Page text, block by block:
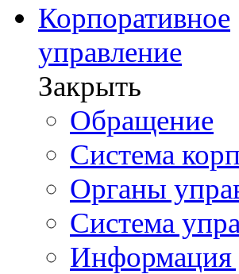
Корпоративное
управление
Закрыть
Обращение
Система
Органы
Система
Информация